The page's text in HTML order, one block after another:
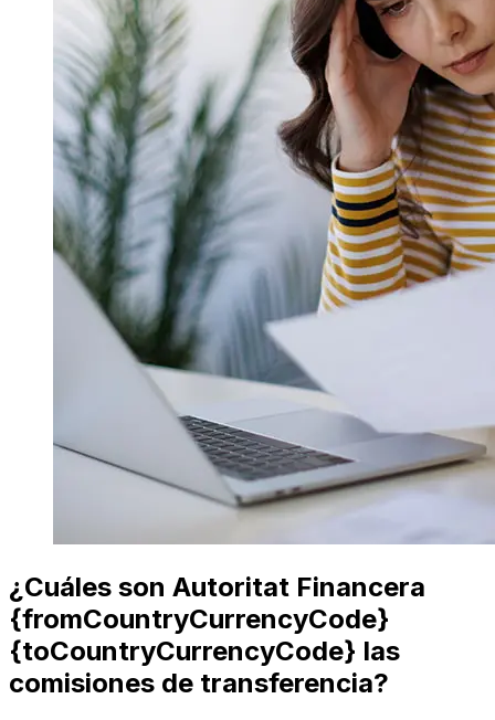
¿Cuáles son Autoritat Financera
{fromCountryCurrencyCode}
{toCountryCurrencyCode} las
comisiones de transferencia?